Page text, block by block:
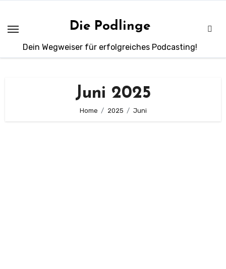
springen
Die Podlinge
Dein Wegweiser für erfolgreiches Podcasting!
Juni 2025
Home 2025 Juni